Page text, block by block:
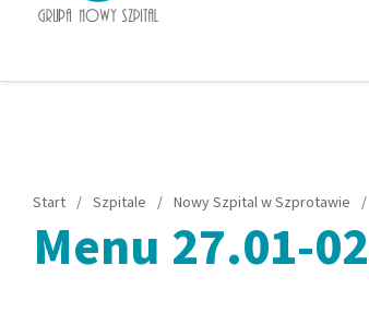
Start / Szpitale / Nowy Szpital w Szprotawie /
Menu 27.01-